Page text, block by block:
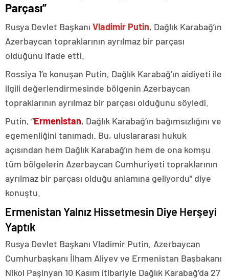
Parçası”
Rusya Devlet Başkanı Vladimir Putin, Dağlık Karabağ’ın
Azerbaycan topraklarının ayrılmaz bir parçası
olduğunu ifade etti.
Rossiya 1’e konuşan Putin, Dağlık Karabağ’ın aidiyeti ile
ilgili değerlendirmesinde bölgenin Azerbaycan
topraklarının ayrılmaz bir parçası olduğunu söyledi.
Putin, “Ermenistan, Dağlık Karabağ’ın bağımsızlığını ve
egemenliğini tanımadı. Bu, uluslararası hukuk
açısından hem Dağlık Karabağ’ın hem de ona komşu
tüm bölgelerin Azerbaycan Cumhuriyeti topraklarının
ayrılmaz bir parçası olduğu anlamına geliyordu” diye
konuştu.
Ermenistan Yalnız Hissetmesin Diye Herşeyi
Yaptık
Rusya Devlet Başkanı Vladimir Putin, Azerbaycan
Cumhurbaşkanı İlham Aliyev ve Ermenistan Başbakanı
Nikol Paşinyan 10 Kasım itibariyle Dağlık Karabağ’da 27